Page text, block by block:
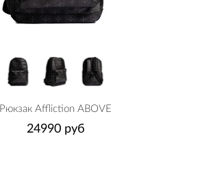
Рюкзак Affliction ABOVE
24990 руб